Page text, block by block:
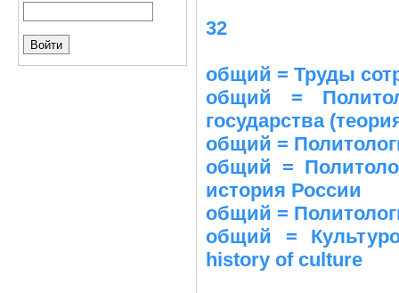
32
общий = Труды
общий =
государства
общий =
общий =
история России
общий =
общий =
history of culture